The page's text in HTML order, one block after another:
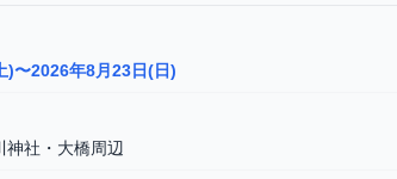
)〜2026年8月23日(日)
社・大橋周辺